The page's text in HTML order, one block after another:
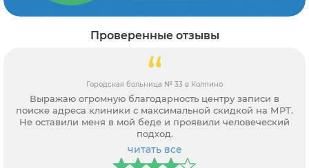
Проверенные отзывы
Городская больница № 33 в Колпино
Выражаю огромную благодарность центру записи в
поиске адреса клиники с максимальной скидкой на МРТ.
Не оставили меня в мой беде и проявили человеческий
подход.
читать все